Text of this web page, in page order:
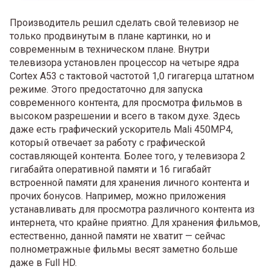
Производитель решил сделать свой телевизор не
только продвинутым в плане картинки, но и
современным в техническом плане. Внутри
телевизора установлен процессор на четыре ядра
Cortex A53 с тактовой частотой 1,0 гигагерца штатном
режиме. Этого предостаточно для запуска
современного контента, для просмотра фильмов в
высоком разрешении и всего в таком духе. Здесь
даже есть графический ускоритель Mali 450MP4,
который отвечает за работу с графической
составляющей контента. Более того, у телевизора 2
гигабайта оперативной памяти и 16 гигабайт
встроенной памяти для хранения личного контента и
прочих бонусов. Например, можно приложения
устанавливать для просмотра различного контента из
интернета, что крайне приятно. Для хранения фильмов,
естественно, данной памяти не хватит — сейчас
полнометражные фильмы весят заметно больше
даже в Full HD.